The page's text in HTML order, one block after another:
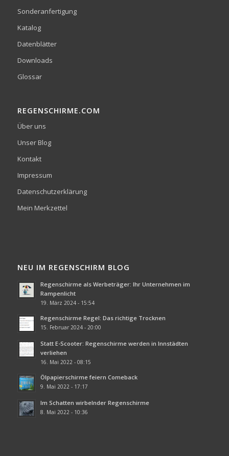
Sonderanfertigung
Katalog
Datenblätter
Downloads
Glossar
REGENSCHIRME.COM
Über uns
Unser Blog
Kontakt
Impressum
Datenschutzerklärung
Mein Merkzettel
NEU IM REGENSCHIRM BLOG
Regenschirme als Werbeträger: Ihr Unternehmen im
Rampenlicht
19. März 2024 - 15:54
Regenschirme Regel: Das richtige Trocknen
15. Februar 2024 - 20:00
Statt E-Scooter: Regenschirme werden in Innstädten
verliehen
16. Mai 2022 - 08:15
Ölpapierschirme feiern Comeback
9. Mai 2022 - 17:17
Im Schatten wirbelnder Regenschirme
8. Mai 2022 - 10:36